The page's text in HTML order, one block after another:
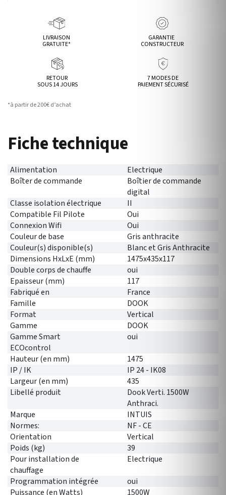
LIVRAISON
GRATUITE*
GARANTIE
CONSTRUCTEUR
RETOUR
SOUS 14 JOURS
7 MODES DE
PAIEMENT SÉCURISÉ
*à partir de 200€ d’achat
Fiche technique
Alimentation
Electrique
Boîter de commande
Boîtier de commande
digital
Classe isolation électrique
II
Compatible Fil Pilote
Oui
Connexion Wifi
Oui
Couleur de base
Gris anthracite
Couleur(s) disponible(s)
Blanc et Gris Anthracite
Dimensions HxLxE (mm)
1475x435x117
Double corps de chauffe
oui
Epaisseur (mm)
117
Fabriqué en
France
Famille
DOOK
Format
Vertical
Gamme
DOOK
Gamme Smart
ECOcontrol
oui
Hauteur (en mm)
1475
IP / IK
IP 24 - IK08
Largeur (en mm)
435
Libellé produit
Dook Verti. 1500W
Anthraci.
Marque
INTUIS
Normes:
NF - CE
Orientation
Vertical
Poids (kg)
39
Pour installation de
chauffage
Electrique
Programmation intégrée
oui
Puissance (en Watts)
1500W